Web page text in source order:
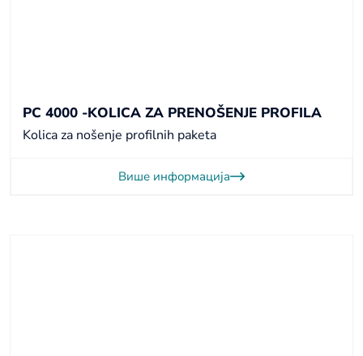
PC 4000 -KOLICA ZA PRENOŠENJE PROFILA
Kolica za nošenje profilnih paketa
Више информација